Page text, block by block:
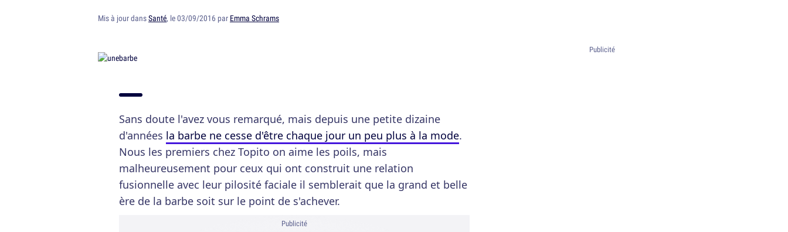
Mis à jour dansSanté, le 03/09/2016 par Emma Schrams
Sans doute l'avez vous remarqué, mais depuis une petite dizaine
d'années la barbe ne cesse d'être chaque jour un peu plus à la mode.
Nous les premiers chez Topito on aime les poils, mais
malheureusement pour ceux qui ont construit une relation
fusionnelle avec leur pilosité faciale il semblerait que la grand et belle
ère de la barbe soit sur le point de s'achever.
Publicité